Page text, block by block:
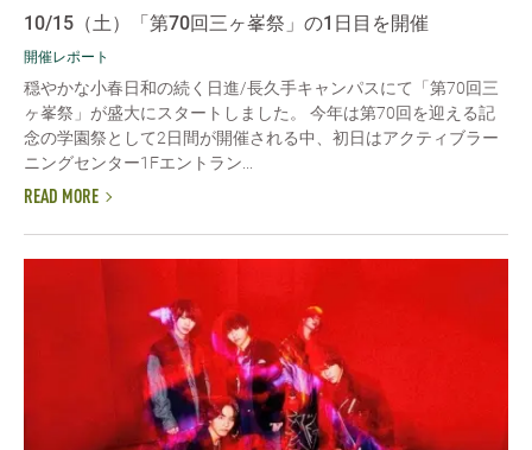
10/15（土）「第70回三ヶ峯祭」の1日目を開催
開催レポート
穏やかな小春日和の続く日進/長久手キャンパスにて「第70回三
ヶ峯祭」が盛大にスタートしました。 今年は第70回を迎える記
念の学園祭として2日間が開催される中、初日はアクティブラー
ニングセンター1Fエントラン...
READ MORE